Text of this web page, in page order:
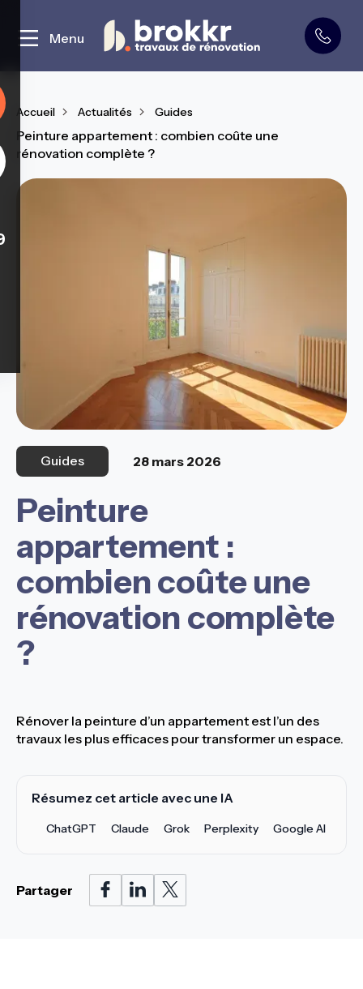
Curage et démolition
Menu
Accueil Actualités Guides
Peinture appartement : combien coûte une
rénovation complète ?
Guides 28 mars 2026
Peinture
appartement :
combien coûte une
rénovation complète
?
Rénover la peinture d’un appartement est l’un des
travaux les plus efficaces pour transformer un espace.
Résumez cet article avec une IA
ChatGPT Claude Grok Perplexity Google AI
Partager